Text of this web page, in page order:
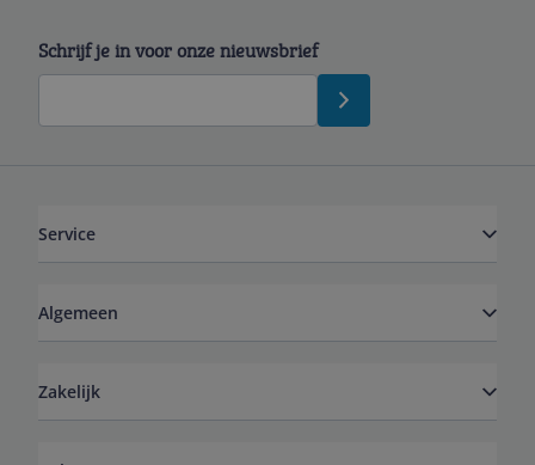
Schrijf je in voor onze nieuwsbrief
Service
Algemeen
Zakelijk